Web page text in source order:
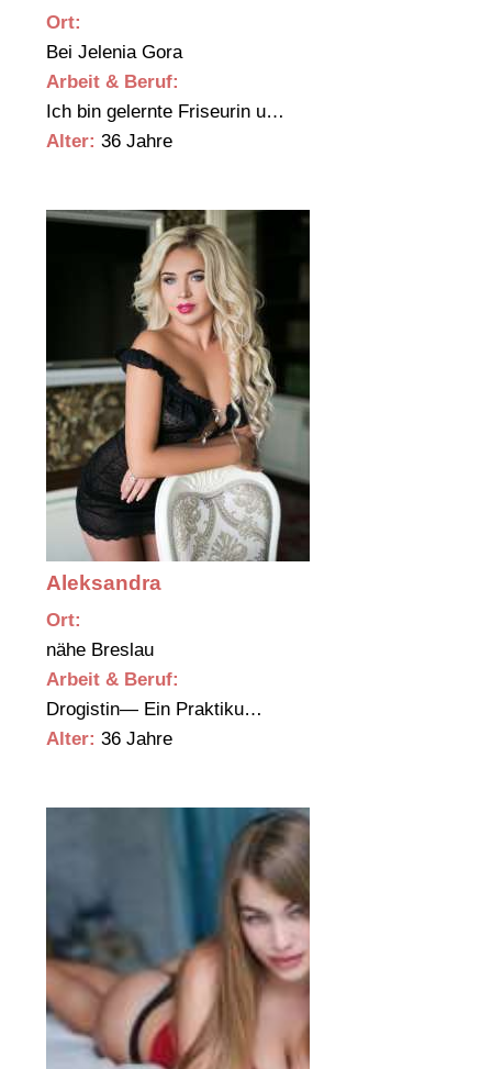
Ort:
Bei Jelenia Gora
Arbeit & Beruf:
Ich bin gelernte Friseurin u…
Alter: 36 Jahre
Aleksandra
Ort:
nähe Breslau
Arbeit & Beruf:
Drogistin— Ein Praktiku…
Alter: 36 Jahre